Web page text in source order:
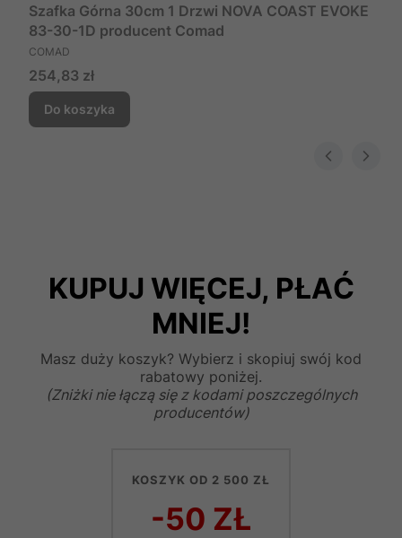
Szafka Górna 30cm 1 Drzwi NOVA COAST EVOKE
83-30-1D producent Comad
PRODUCENT
COMAD
Cena
254,83 zł
Do koszyka
KUPUJ WIĘCEJ, PŁAĆ
MNIEJ!
Masz duży koszyk? Wybierz i skopiuj swój kod
rabatowy poniżej.
(Zniżki nie łączą się z kodami poszczególnych
producentów)
KOSZYK OD 2 500 ZŁ
-50 ZŁ